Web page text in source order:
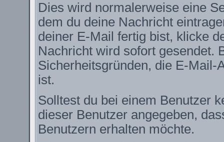
Dies wird normalerweise eine
dem du deine Nachricht
deiner E-Mail fertig bist, klicke
Nachricht wird sofort gesendet.
Sicherheitsgründen, die E-Mail-
ist.
Solltest du bei einem Benutzer
dieser Benutzer angegeben,
Benutzern erhalten möchte.